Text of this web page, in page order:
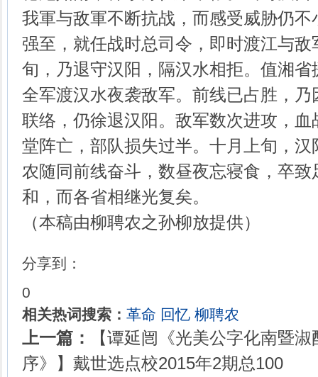
我軍与敌軍不断抗战，而感受威胁仍
强至，就任战时总司令，即时渡江与
旬，乃退守汉阳，隔汉水相拒。值湘
全军渡汉水夜袭敌军。前线已占胜，
联络，仍徐退汉阳。敌军数次进攻，
堂阵亡，部队损失过半。十月上旬，
农随同前线奋斗，数昼夜忘寝食，卒
和，而各省相继光复矣。
（本稿由柳聘农之孙柳放提供）
分享到：
0
相关热词搜索： 革命 回忆 柳聘农
上一篇：
【谭延闿《光美公字化南暨
序》】戴世选点校2015年2期总100